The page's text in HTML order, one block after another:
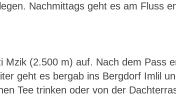
Nachmittags geht es am Fluss
(2.500 m) auf. Nach dem Pass
geht es bergab ins Bergdorf Imlil
Tee trinken oder von der